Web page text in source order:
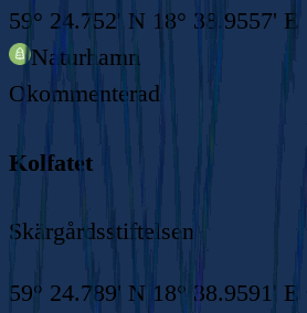
59° 24.752' N 18° 38.9557' E
Naturhamn
Okommenterad
Kolfatet
Skärgårdsstiftelsen
59° 24.789' N 18° 38.9591' E